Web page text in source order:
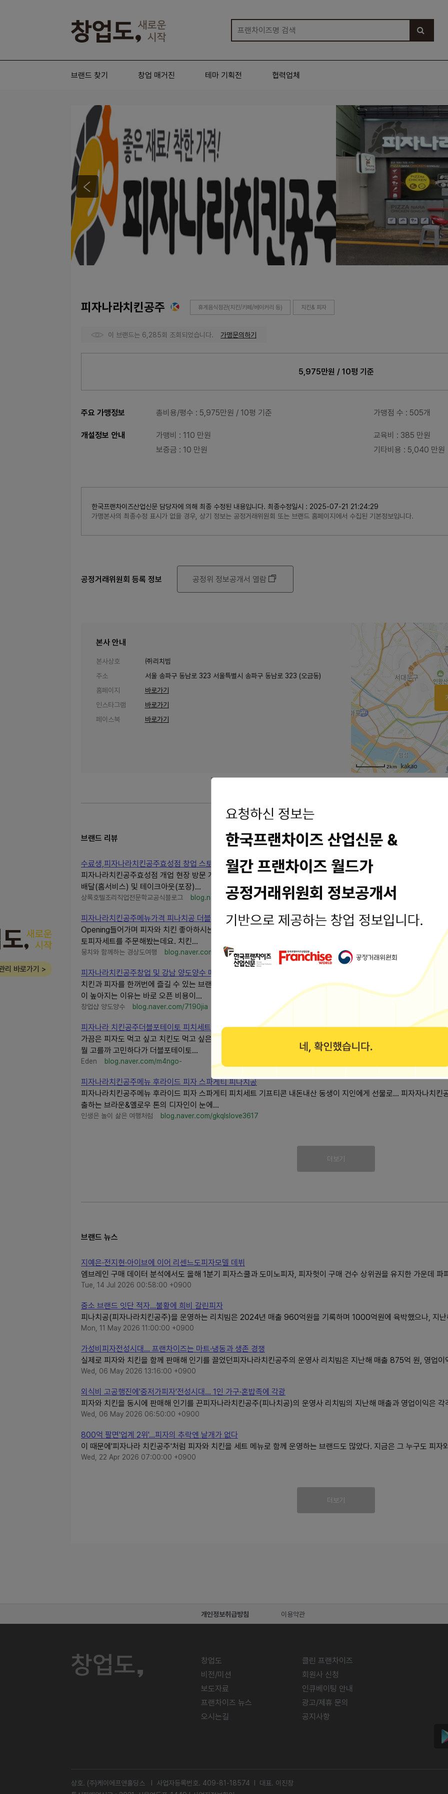
브랜드 찾기 창업 매거진 테마 기획전 협력업체
피자나라치킨공주 휴게음식점관(치킨/카페/베이커리 등) 치킨& 피자
이 브랜드는 6,285회 조회되었습니다. 가맹문의하기
5,975만원 / 10평 기준
주요 가맹정보 총비용/평수 : 5,975만원 / 10평 기준 가맹점 수 : 505개
개설정보 안내 가맹비 : 110 만원 교육비
: 385 만원
보증금 : 10 만원 기타비용 : 5,040 만원
한국프랜차이즈산업신문 담당자에 의해 최종 수정된 내용입니다. 최종수정일시 : 2025-07-21 21:24:29
가맹본사의 최종수정 표시가 없을 경우, 상기 정보는 공정거래위원회 또는 브랜드 홈페이지에서 수집된 기본정보입니다.
공정거래위원회 등록 정보 공정위 정보공개서 열람
본사 안내
본사상호
㈜리치빔
주소
서울 송파구 동남로 323 서울특별시 송파구 동남로 323 (오금동)
홈페이지
바로가기
인스타그램
바로가기
페이스북
바로가기
2km
브랜드 리뷰
수료생,피자나라치킨공주효성점 창업 스토리!
피자나라치킨공주효성점 개업 현장 방문 개업 소식을 전해 듣고, 학교의 선생님들께서 기쁜 마음을... · 특징 : 피자와
배달(홈서비스) 및 테이크아웃(포장)...
상록호텔조리직업전문학교공식블로그 blog.naver.com/sncook01
피자나라치킨공주메뉴가격 피나치공 더블포테이토피치세트...
Opening들어가며 피자와 치킨 좋아하시는 분들이라면 한 번쯤 들어보셨을피자나라치킨공주줄여서 피나치공! 며칠
토피자세트를 주문해봤는데요. 치킨...
뭉치와 함께하는 경상도여행 blog.naver.com/alsdud90100
피자나라치킨공주창업 및 강남 양도양수 매물소개
치킨과 피자를 한꺼번에 즐길 수 있는 브랜드가 있습니다. 자주 찾는 메뉴로 어느 하나를 선택하기에... 피나자라치킨
이 높아지는 이유는 바로 오픈 비용이...
창업샵 양도양수 blog.naver.com/7190jia
피자나라 치킨공주더블포테이토 피치세트 솔직 후기, 인기 3위...
가끔은 피자도 먹고 싶고 치킨도 먹고 싶은 날이 있잖아요. 그럴 때 가장 먼저 생각나는 곳이 어디일까요? 정답 맞춰
뭘 고를까 고민하다가 더블포테이토...
Eden blog.naver.com/m4ngo-
피자나라치킨공주메뉴 후라이드 피자 스파게티 피나치공
피자나라치킨공주메뉴 후라이드 피자 스파게티 피치세트 기프티콘 내돈내산 동생이 지인에게 선물로... 피자자나치
출하는 브라운&옐로우 톤의 디자인이 눈에...
인생은 놀이 삶은 여행처럼 blog.naver.com/gkqlslove3617
더보기
브랜드 뉴스
지예은·전지현·아이브에 이어 리센느도피자모델 데뷔
엠브레인 구매 데이터 분석에서도 올해 1분기 피자스쿨과 도미노피자, 피자헛이 구매 건수 상위권을 유지한 가운데
Tue, 14 Jul 2026 00:58:00 +0900
중소 브랜드 잇단 적자…불황에 희비 갈린피자
피나치공(피자나라치킨공주)을 운영하는 리치빔은 2024년 매출 960억원을 기록하며 1000억원에 육박했으나, 지
Mon, 11 May 2026 11:00:00 +0900
가성비피자전성시대… 프랜차이즈는 마트·냉동과 생존 경쟁
실제로 피자와 치킨을 함께 판매해 인기를 끌었던피자나라치킨공주의 운영사 리치빔은 지난해 매출 875억 원, 영업
Wed, 06 May 2026 13:16:00 +0900
외식비 고공행진에'중저가피자'전성시대… 1인 가구·혼밥족에 각광
피자와 치킨을 동시에 판매해 인기를 끈피자나라치킨공주(피나치공)의 운영사 리치빔의 지난해 매출과 영업이익은
Wed, 06 May 2026 06:50:00 +0900
800억 팔면'업계 2위'…피자의 추락엔 날개가 없다
이 때문에'피자나라 치킨공주'처럼 피자와 치킨을 세트 메뉴로 함께 운영하는 브랜드도 많았다. 지금은 그 누구도 피자
Wed, 22 Apr 2026 07:00:00 +0900
더보기
리 바로가기 >
개인정보취급방침 이용약관
창업도
비전/미션
보도자료
프랜차이즈 뉴스
오시는길
클린 프랜차이즈
회원사 신청
인큐베이팅 안내
광고/제휴 문의
공지사항
상호. (주)케이에프앤홀딩스 l 사업자등록번호. 409-81-18574 l 대표. 이진창